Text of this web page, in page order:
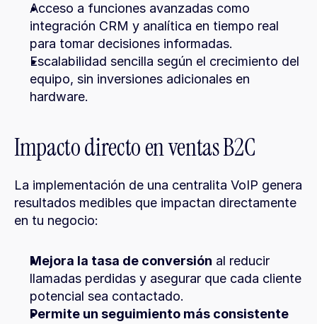
Acceso a funciones avanzadas como
integración CRM y analítica en tiempo real
para tomar decisiones informadas.
Escalabilidad sencilla según el crecimiento del
equipo, sin inversiones adicionales en
hardware.
Impacto directo en ventas B2C
La implementación de una centralita VoIP genera
resultados medibles que impactan directamente
en tu negocio:
Mejora la tasa de conversión al reducir
llamadas perdidas y asegurar que cada cliente
potencial sea contactado.
Permite un seguimiento más consistente